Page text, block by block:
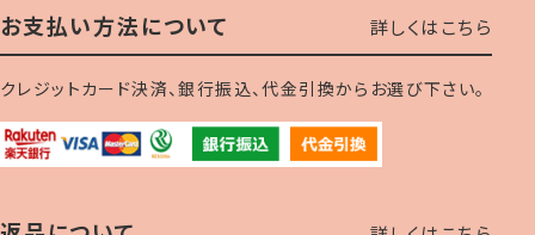
お支払い方法について 詳しくはこちら
クレジットカード決済、銀行振込、代金引換からお選び下さい。